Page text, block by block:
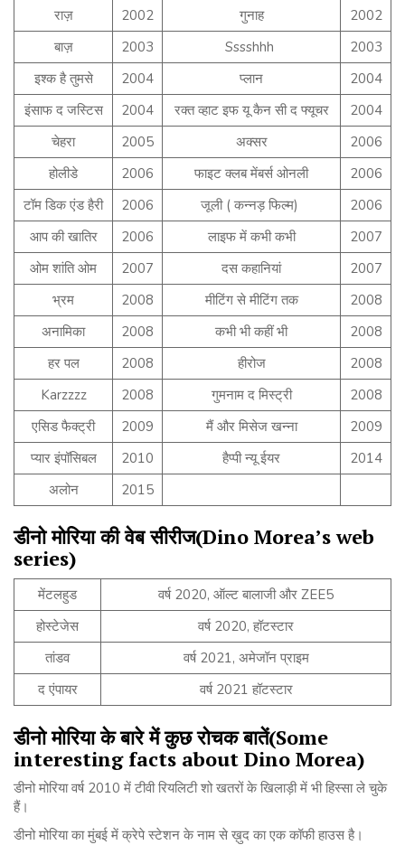
राज़ 2002 गुनाह
2002
बाज़
2003 Sssshhh
2003
इश्क है तुमसे
2004 प्लान
2004
इंसाफ द जस्टिस
2004 रक्त व्हाट इफ यू कैन सी द फ्यूचर
2004
चेहरा
2005 अक्सर
2006
होलीडे
2006 फाइट क्लब मेंबर्स ओनली
2006
टॉम डिक एंड हैरी
2006 जूली ( कन्नड़ फिल्म)
2006
आप की खातिर
2006 लाइफ में कभी कभी
2007
ओम शांति ओम
2007 दस कहानियां
2007
भ्रम
2008 मीटिंग से मीटिंग तक
2008
अनामिका
2008 कभी भी कहीं भी
2008
हर पल
2008 हीरोज
2008
Karzzzz
2008 गुमनाम द मिस्ट्री
2008
एसिड फैक्ट्री
2009 मैं और मिसेज खन्ना
2009
प्यार इंपॉसिबल
2010 हैप्पी न्यू ईयर
2014
अलोन
2015
डीनो मोरिया की वेब सीरीज(Dino Morea’s web
series)
मेंटलहुड
वर्ष 2020, ऑल्ट बालाजी और ZEE5
होस्टेजेस
वर्ष 2020, हॉटस्टार
तांडव
वर्ष 2021, अमेजॉन प्राइम
द एंपायर
वर्ष 2021 हॉटस्टार
डीनो मोरिया के बारे में कुछ रोचक बातें(Some
interesting facts about Dino Morea)
डीनो मोरिया वर्ष 2010 में टीवी रियलिटी शो खतरों के खिलाड़ी में भी हिस्सा ले चुके
हैं।
डीनो मोरिया का मुंबई में क्रेपे स्टेशन के नाम से ख़ुद का एक कॉफी हाउस है।